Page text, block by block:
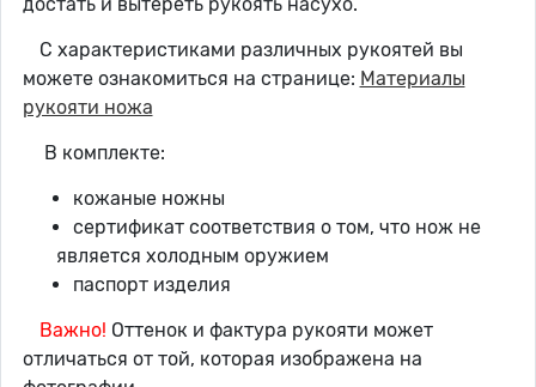
С характеристиками различных рукоятей вы
можете ознакомиться на странице: Материалы
рукояти ножа
В комплекте:
кожаные ножны
сертификат соответствия о том, что нож не
является холодным оружием
паспорт изделия
Важно! Оттенок и фактура рукояти может
отличаться от той, которая изображена на